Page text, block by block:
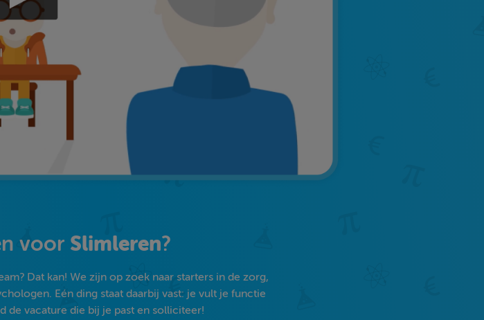
voor Slimleren?
Dat kan! We zijn op zoek naar starters in de zorg,
Eén ding staat daarbij vast: je vult je functie
de vacature die bij je past en solliciteer!